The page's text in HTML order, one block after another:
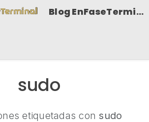
Blog EnFaseTerminal
sudo
etiquetadas consudo